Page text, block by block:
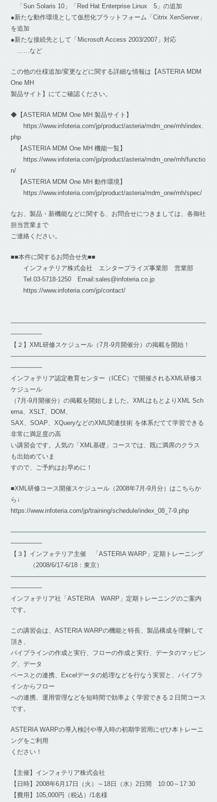
「Sun Solaris 10」「Red Hat Enterprise Linux 5」の追加
●新たな動作環境として仮想化プラットフォーム「Citrix XenServer」
を追加
●新たな接続先として「Microsoft Access 2003/2007」対応
……など
この他の仕様追加/変更などに関する詳細な情報は【ASTERIA MDM
One MH
製品サイト】にてご確認ください。
◆【ASTERIA MDM One MH 製品サイト】
https://www.infoteria.com/jp/product/asteria/mdm_one/mh/index.
php
【ASTERIA MDM One MH 機能一覧】
https://www.infoteria.com/jp/product/asteria/mdm_one/mh/functio
n/
【ASTERIA MDM One MH 動作環境】
https://www.infoteria.com/jp/product/asteria/mdm_one/mh/spec/
なお、製品・新機能などに関する、お問合せにつきましては、各御社
担当営業まで
ご連絡ください。
■■本件に関するお問合せ先■■
インフォテリア株式会社 エンタープライズ事業部 営業部
Tel.03-5718-1250 Email:sales@infoteria.co.jp
https://www.infoteria.com/jp/contact/
―――――――――――――――――――――――――――――――
―――――
【２】XML研修スケジュール（7月-9月開催分）の掲載を開始！
―――――――――――――――――――――――――――――――
―――――
インフォテリア認定教育センター（ICEC）で開催されるXML研修ス
ケジュール
（7月-9月開催分）の掲載を開始しました。XMLはもとよりXML Sch
ema、XSLT、DOM、
SAX、SOAP、XQueryなどのXML関連技術 を体系だてて学習できる
非常に満足度の高
い講習会です。人気の「XML基礎」コースでは、既に満席のクラス
も出始めていま
すので、ご予約はお早めに！
■XML研修コース開催スケジュール（2008年7月-9月分）はこちらか
ら↓
https://www.infoteria.com/jp/training/schedule/index_08_7-9.php
―――――――――――――――――――――――――――――――
―――――
【３】インフォテリア主催 「ASTERIA WARP」定期トレーニング
（2008/6/17-6/18：東京）
―――――――――――――――――――――――――――――――
―――――
インフォテリア社「ASTERIA WARP」定期トレーニングのご案内
です。
この講習会は、ASTERIA WARPの機能と特長、製品構成を理解して
頂き、
パイプラインの作成と実行、フローの作成と実行、データのマッピン
グ、データ
ベースとの連携、Excelデータの処理などを行なう実習と、パイプラ
インからフロー
への連携、運用管理などを短時間で効率よく学習できる２日間コース
です。
ASTERIA WARPの導入検討や導入時の初期学習用にぜひ本トレーニ
ングをご利用
ください！
【主催】インフォテリア株式会社
【日時】2008年6月17日（火）～18日（水）2日間 10:00～17:30
【費用】105,000円（税込）/1名様